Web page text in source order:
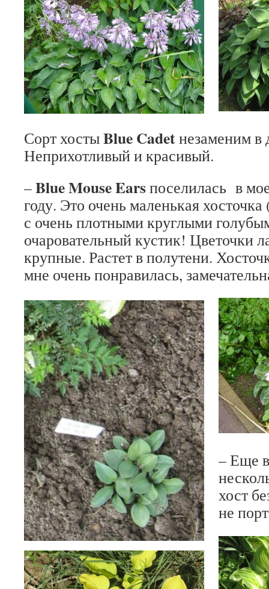
Сорт хостыBlueCadetнезаменим в
Неприхотливый и красивый.
–BlueMouseEarsпоселилась в
году. Это очень маленькая
с очень плотными круглыми
очаровательный кустик! Цветочки
крупные. Растет в полутени.
мне очень понравилась,
– Еще
хост
не